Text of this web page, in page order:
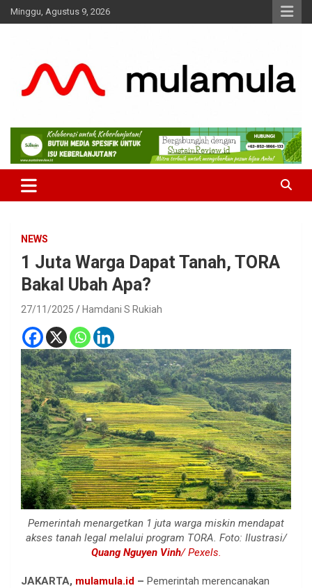
Skip
to
Minggu, Agustus 9, 2026
MulaMula
Medianya para Gen Z
NEWS
1 Juta Warga Dapat Tanah, TORA
Bakal Ubah Apa?
27/11/2025 Hamdani S Rukiah
Pemerintah menargetkan 1 juta warga miskin mendapat
akses tanah legal melalui program TORA. Foto: Ilustrasi/
Quang Nguyen Vinh/ Pexels.
JAKARTA, mulamula.id – Pemerintah merencanakan